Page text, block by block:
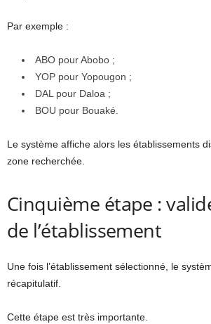
Par exemple :
ABO pour Abobo ;
YOP pour Yopougon ;
DAL pour Daloa ;
BOU pour Bouaké.
Le système affiche alors les établissements
zone recherchée.
Cinquième étape :
de l’établissement
Une fois l’établissement sélectionné, le
récapitulatif.
Cette étape est très importante.